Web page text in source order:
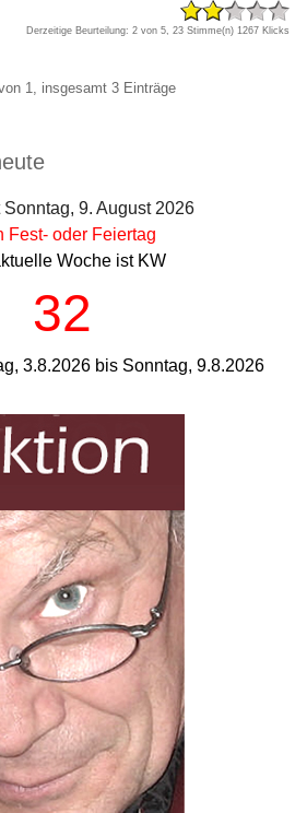
Derzeitige Beurteilung: 2 von 5, 23 Stimme(n) 1267 Klicks
1, insgesamt 3 Einträge
Sonntag, 9. August 2026
Fest- oder Feiertag
Woche ist KW
32
3.8.2026 bis Sonntag, 9.8.2026